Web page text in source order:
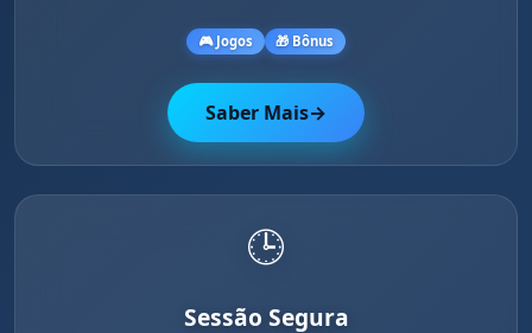
🎮 Jogos 🎁 Bônus
Saber Mais→
🕒
Sessão Segura